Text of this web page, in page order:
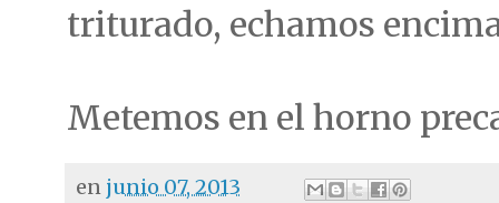
triturado, echamos
Metemos en el horno
en junio 07, 2013